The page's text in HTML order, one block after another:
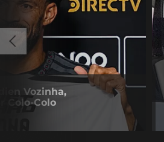
Vozinha,
Colo-Colo